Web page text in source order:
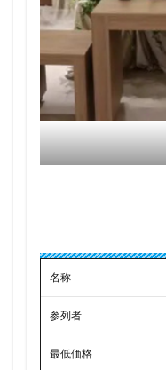
名称
参列者
最低価格